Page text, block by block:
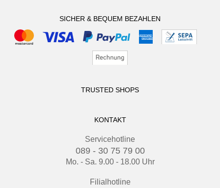
SICHER & BEQUEM BEZAHLEN
TRUSTED SHOPS
KONTAKT
Servicehotline
089 - 30 75 79 00
Mo. - Sa. 9.00 - 18.00 Uhr
Filialhotline